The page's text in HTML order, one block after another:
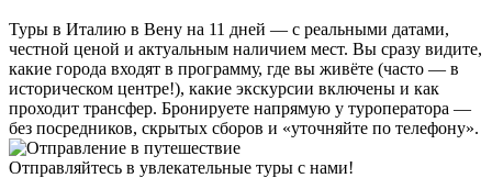
Туры в Италию в Вену на 11 дней — с реальными датами,
честной ценой и актуальным наличием мест. Вы сразу видите,
какие города входят в программу, где вы живёте (часто — в
историческом центре!), какие экскурсии включены и как
проходит трансфер. Бронируете напрямую у туроператора —
без посредников, скрытых сборов и «уточняйте по телефону».
Отправляйтесь в увлекательные туры с нами!